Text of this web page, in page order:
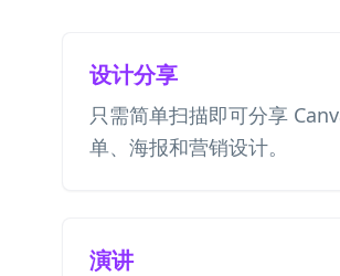
设计分享
只需简单扫描即可分享
单、海报和营销设计。
演讲